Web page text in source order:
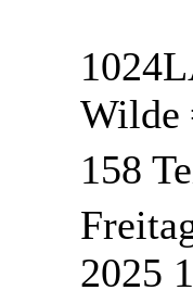
Wilde
158
2025